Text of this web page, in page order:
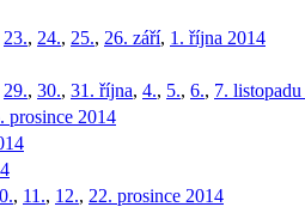
23., 24., 25., 26. září, 1. října 2014
29., 30., 31. října, 4., 5., 6., 7.
prosince 2014
, 11., 12., 22. prosince 2014